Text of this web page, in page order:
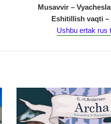
Musavvir –
Eshitillish vaqti –
Ushbu ertak rus